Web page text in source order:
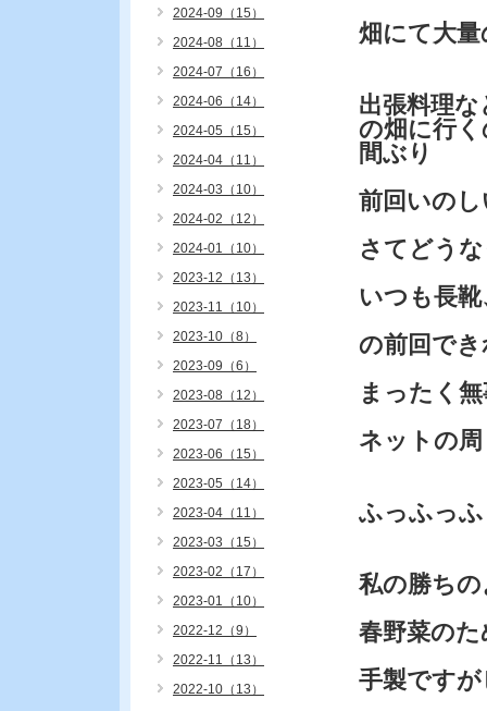
畑にて大
出張料理
の畑に行
間ぶり
前回いの
さてどう
いつも長
の前回で
まったく
ネットの
ふっふっ
私の勝ち
春野菜のた
手製です
2024-09（15）
2024-08（11）
2024-07（16）
2024-06（14）
2024-05（15）
2024-04（11）
2024-03（10）
2024-02（12）
2024-01（10）
2023-12（13）
2023-11（10）
2023-10（8）
2023-09（6）
2023-08（12）
2023-07（18）
2023-06（15）
2023-05（14）
2023-04（11）
2023-03（15）
2023-02（17）
2023-01（10）
2022-12（9）
2022-11（13）
2022-10（13）